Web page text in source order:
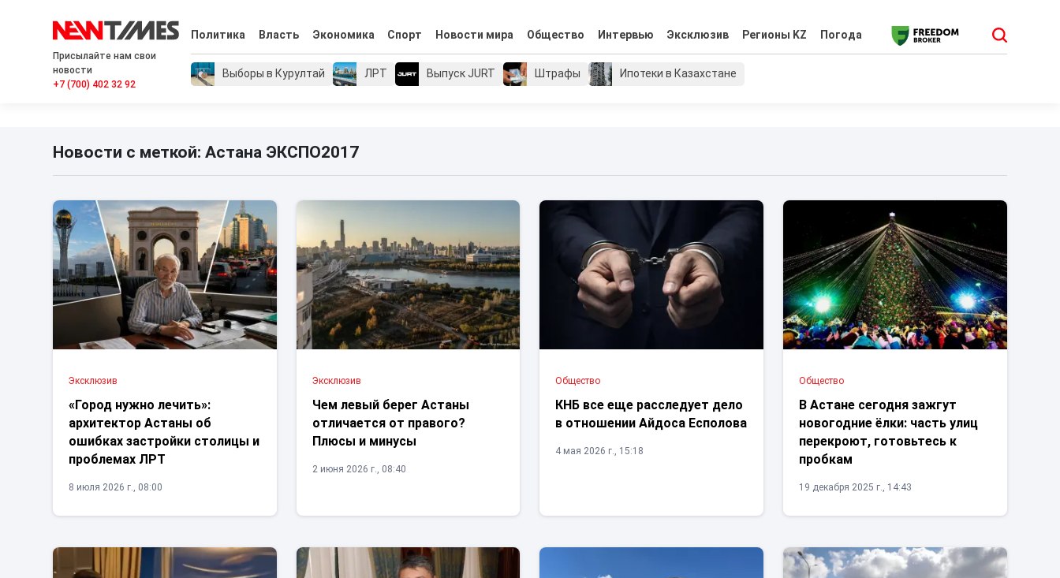
Присылайте нам свои
новости
+7 (700) 402 32 92
Политика Власть Экономика Спорт Новости мира Общество Интервью Эксклюзив Регионы KZ Погода
Выборы в Курултай ЛРТ Выпуск JURT Штрафы Ипотеки в Казахстане
Новости с меткой: Астана ЭКСПО2017
Эксклюзив
«Город нужно лечить»:
архитектор Астаны об
ошибках застройки столицы и
проблемах ЛРТ
8 июля 2026 г., 08:00
Эксклюзив
Чем левый берег Астаны
отличается от правого?
Плюсы и минусы
2 июня 2026 г., 08:40
Общество
КНБ все еще расследует дело
в отношении Айдоса Есполова
4 мая 2026 г., 15:18
Общество
В Астане сегодня зажгут
новогодние ёлки: часть улиц
перекроют, готовьтесь к
пробкам
19 декабря 2025 г., 14:43